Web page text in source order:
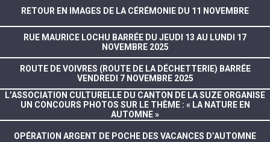
RETOUR EN IMAGES DE LA CÉRÉMONIE DU 11 NOVEMBRE
RUE MAURICE LOCHU BARRÉE DU JEUDI 13 AU LUNDI 17
NOVEMBRE 2025
ROUTE DE VOIVRES (ROUTE DE LA DÉCHETTERIE) BARRÉE
VENDREDI 7 NOVEMBRE 2025
L’ASSOCIATION CULTURELLE DU CANTON DE LA SUZE ORGANISE
UN CONCOURS PHOTOS SUR LE THÈME : « LA NATURE EN
AUTOMNE »
OPÉRATION ARGENT DE POCHE DES VACANCES D’AUTOMNE